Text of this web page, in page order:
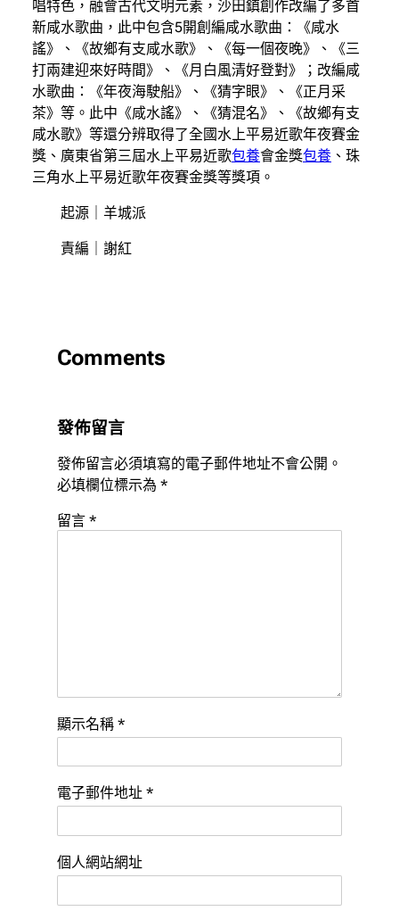
唱特色，融會古代文明元素，沙田鎮創作改編了多首
新咸水歌曲，此中包含5開創編咸水歌曲：《咸水
謠》、《故鄉有支咸水歌》、《每一個夜晚》、《三
打兩建迎來好時間》、《月白風清好登對》；改編咸
水歌曲：《年夜海駛船》、《猜字眼》、《正月采
茶》等。此中《咸水謠》、《猜混名》、《故鄉有支
咸水歌》等還分辨取得了全國水上平易近歌年夜賽金
獎、廣東省第三屆水上平易近歌包養會金獎包養 、珠
三角水上平易近歌年夜賽金獎等獎項。
起源｜羊城派
責編｜謝紅
Comments
發佈留言
發佈留言必須填寫的電子郵件地址不會公開。
必填欄位標示為 *
留言 *
顯示名稱 *
電子郵件地址 *
個人網站網址